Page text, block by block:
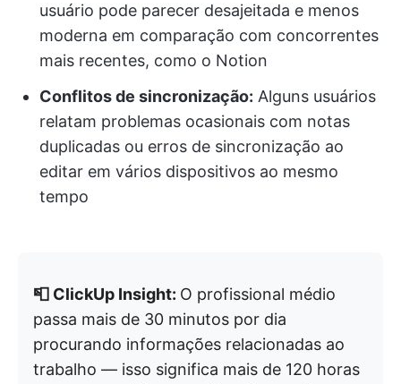
usuário pode parecer desajeitada e menos
moderna em comparação com concorrentes
mais recentes, como o Notion
Conflitos de sincronização: Alguns usuários
relatam problemas ocasionais com notas
duplicadas ou erros de sincronização ao
editar em vários dispositivos ao mesmo
tempo
📮 ClickUp Insight: O profissional médio
passa mais de 30 minutos por dia
procurando informações relacionadas ao
trabalho — isso significa mais de 120 horas